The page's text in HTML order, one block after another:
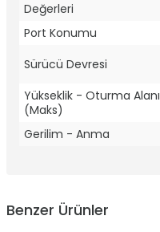
Değerleri
Port Konumu
Sürücü Devresi
Yükseklik - Oturma Alanı
(Maks)
Gerilim - Anma
Benzer Ürünler